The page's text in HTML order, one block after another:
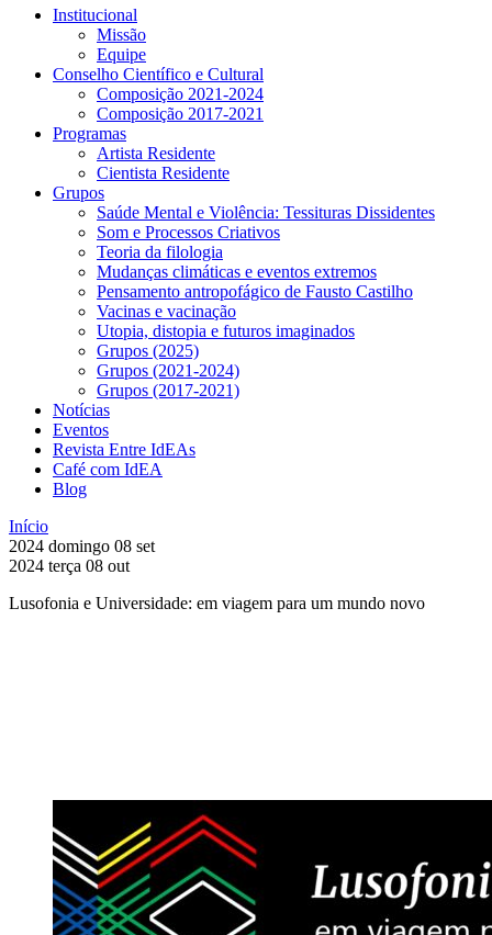
Institucional
Missão
Equipe
Conselho Científico e Cultural
Composição 2021-2024
Composição 2017-2021
Programas
Artista Residente
Cientista Residente
Grupos
Saúde Mental e Violência: Tessituras Dissidentes
Som e Processos Criativos
Teoria da filologia
Mudanças climáticas e eventos extremos
Pensamento antropofágico de Fausto Castilho
Vacinas e vacinação
Utopia, distopia e futuros imaginados
Grupos (2025)
Grupos (2021-2024)
Grupos (2017-2021)
Notícias
Eventos
Revista Entre IdEAs
Café com IdEA
Blog
Início
2024 domingo 08 set
2024 terça 08 out
Lusofonia e Universidade: em viagem para um mundo novo